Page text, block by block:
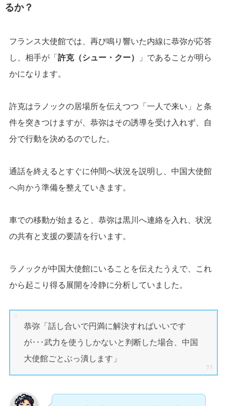
るか？
フランス大使館では、再び鳴り響いた内線に恭弥が応答
し、相手が「 許克（シュー・クー）
」であることが明ら
かになります。
許克はラノックの居場所を伝えつつ「一人で来い」と条
件を突きつけますが、恭弥はその誘導を受け入れず、自
分で行動を決めるのでした。
通話を終えるとすぐに仲間へ状況を説明し、中国大使館
へ向かう準備を整えていきます。
車での移動が始まると、恭弥は黒川へ連絡を入れ、状況
の共有と支援の要請を行います。
ラノックが中国大使館にいることを伝えたうえで、これ
から起こり得る展開を冷静に分析していました。
恭弥「話し合いで円満に解決すればいいです
が･･･武力を使うしかないと判断した場合、中国
大使館ごとぶっ潰します」